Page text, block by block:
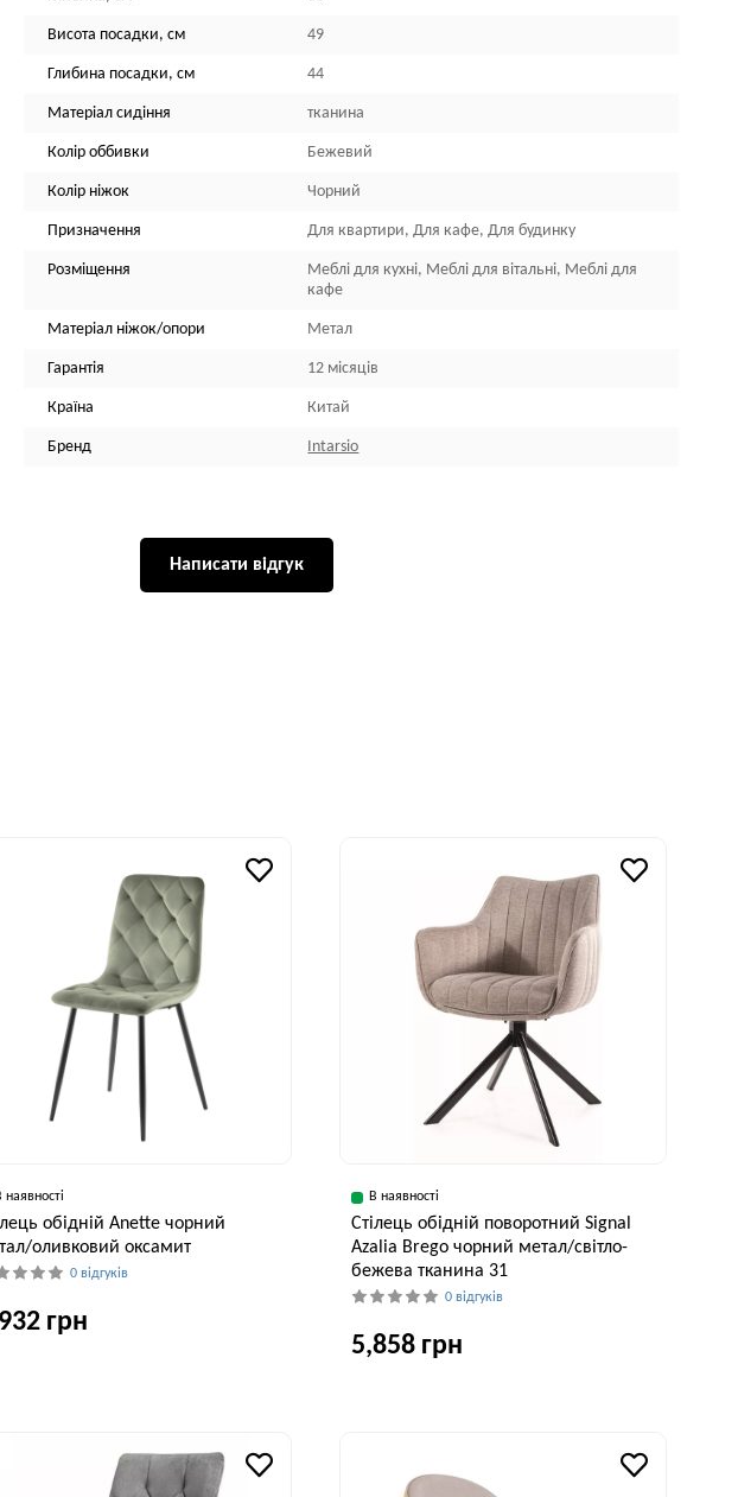
Висота посадки, см 49
Глибина посадки, см 44
Матеріал сидіння тканина
Колір оббивки Бежевий
Колір ніжок Чорний
Призначення Для квартири, Для кафе, Для будинку
Розміщення
Меблі для кухні, Меблі для вітальні, Меблі для
кафе
Матеріал ніжок/опори Метал
Гарантія 12 місяців
Країна Китай
Бренд Intarsio
Написати відгук
наявності
обідній Anette чорний
оливковий оксамит
0 відгуків
грн
В наявності
Стілець обідній поворотний Signal
Azalia Brego чорний метал/світло-
бежева тканина 31
0 відгуків
5,858 грн
86 см